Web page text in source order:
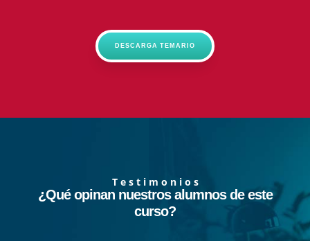
DESCARGA TEMARIO
T e s t i m o n i o s
¿Qué opinan nuestros alumnos de este
curso?